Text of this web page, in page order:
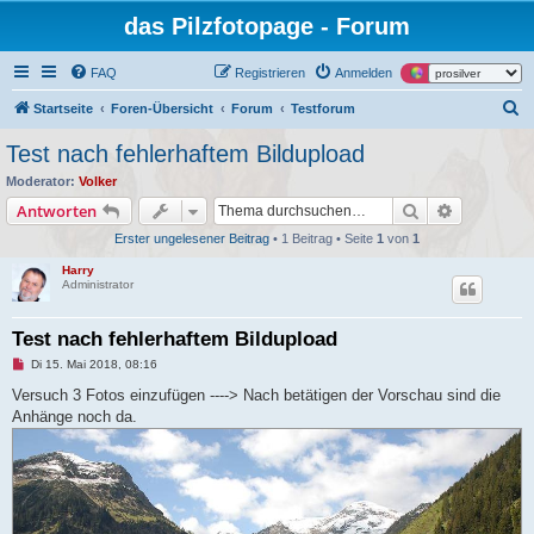
das Pilzfotopage - Forum
FAQ Anmelden
Registrieren
Startseite Foren-Übersicht Forum Testforum
Test nach fehlerhaftem Bildupload
Moderator: Volker
Antworten Suche
Erster ungelesener Beitrag • 1 Beitrag • Seite 1 von 1
Harry
Administrator
Test nach fehlerhaftem Bildupload
U
g
l
e
n
e
r
B
Di 15. Mai 2018, 08:16
Versuch 3 Fotos einzufügen ----> Nach betätigen der Vorschau sind die
Anhänge noch da.